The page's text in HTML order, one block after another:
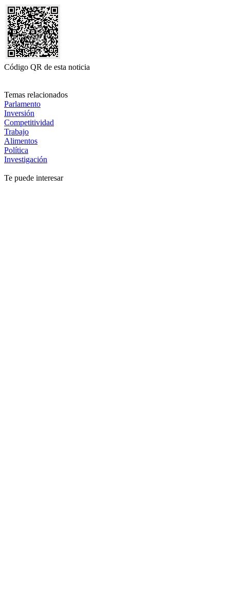
Código QR de esta noticia
Temas relacionados
Parlamento
Inversión
Competitividad
Trabajo
Alimentos
Política
Investigación
Te puede interesar